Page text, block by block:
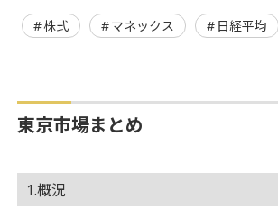
株式 マネックス 日経平均
東京市場まとめ
1.概況